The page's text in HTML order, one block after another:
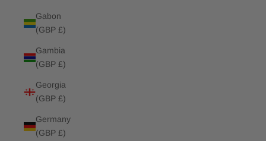
Gabon
(GBP £)
Gambia
(GBP £)
Georgia
(GBP £)
Germany
(GBP £)